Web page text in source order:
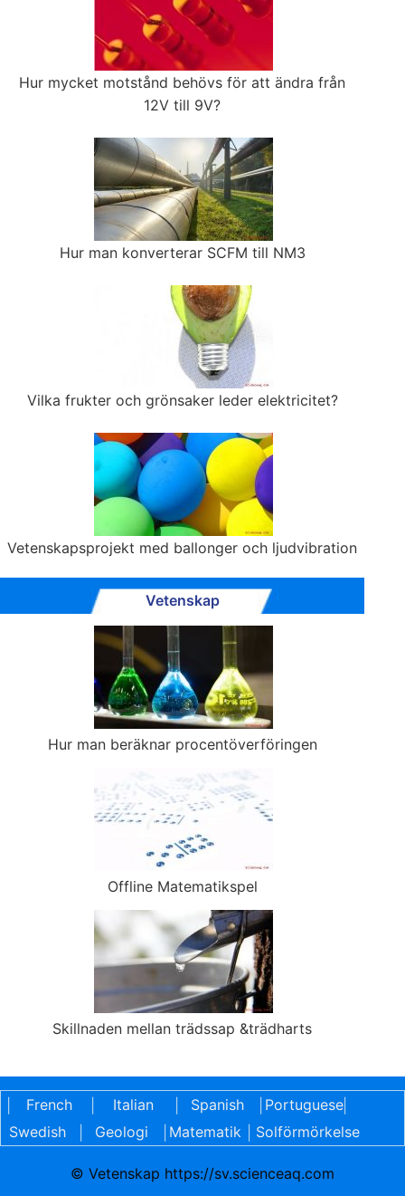
Hur mycket motstånd behövs för att ändra från
12V till 9V?
Hur man konverterar SCFM till NM3
Vilka frukter och grönsaker leder elektricitet?
Vetenskapsprojekt med ballonger och ljudvibration
Vetenskap
Hur man beräknar procentöverföringen
Offline Matematikspel
Skillnaden mellan trädssap &trädharts
French Italian Spanish Portuguese|
Swedish
Geologi Matematik Solförmörkelse
© Vetenskap https://sv.scienceaq.com